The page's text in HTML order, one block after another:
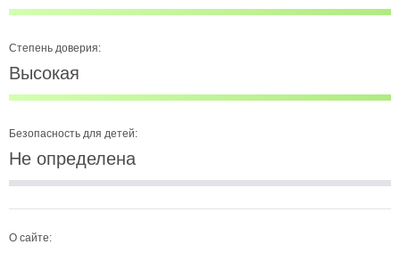
Степень доверия:
Высокая
Безопасность для детей:
Не определена
О сайте: